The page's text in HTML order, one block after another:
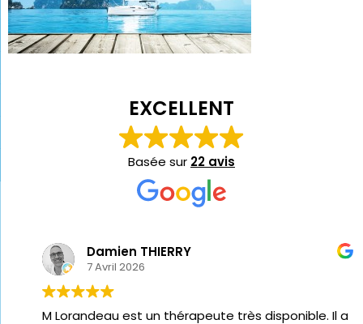
EXCELLENT
Basée sur 22 avis
Damien THIERRY
7 Avril 2026
M Lorandeau est un thérapeute très disponible. Il a